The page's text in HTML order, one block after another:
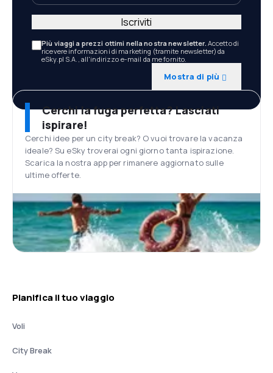
Più viaggi a prezzi ottimi nella nostra newsletter. Accetto di
ricevere informazioni di marketing (tramite newsletter) da
eSky.pl S.A., all'indirizzo e-mail da me fornito.
Mostra di più
Iscriviti
Cerchi la fuga perfetta? Lasciati
ispirare!
Cerchi idee per un city break? O vuoi trovare la vacanza
ideale? Su eSky troverai ogni giorno tanta ispirazione.
Scarica la nostra app per rimanere aggiornato sulle
ultime offerte.
Pianifica il tuo viaggio
Voli
City Break